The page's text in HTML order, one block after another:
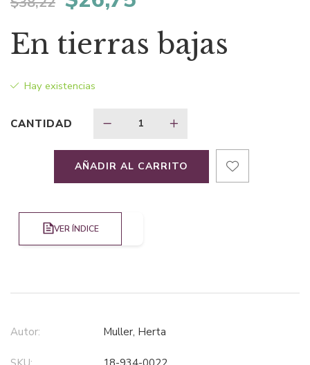
precio
$38,22.
precio
actual
$26,75.
En tierras bajas
Hay existencias
CANTIDAD
AÑADIR AL CARRITO
VER ÍNDICE
Autor: Muller, Herta